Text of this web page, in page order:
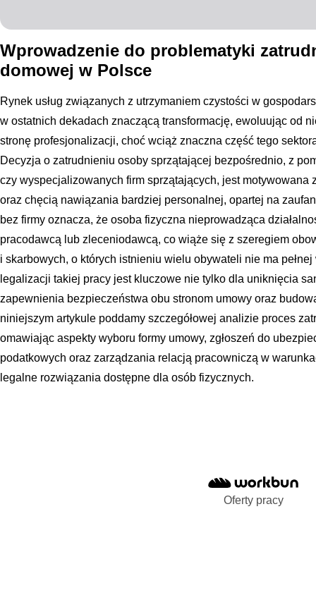
Wprowadzenie do problematyki
domowej w Polsce
Rynek usług związanych z utrzymaniem czystości w
w ostatnich dekadach znaczącą transformację, ewoluując od
stronę profesjonalizacji, choć wciąż znaczna część tego
Decyzja o zatrudnieniu osoby sprzątającej bezpośrednio, z
czy wyspecjalizowanych firm sprzątających, jest motywowana
oraz chęcią nawiązania bardziej personalnej, opartej na
bez firmy oznacza, że osoba fizyczna nieprowadząca
pracodawcą lub zleceniodawcą, co wiąże się z szeregiem
i skarbowych, o których istnieniu wielu obywateli nie ma
legalizacji takiej pracy jest kluczowe nie tylko dla uniknięcia
zapewnienia bezpieczeństwa obu stronom umowy oraz
niniejszym artykule poddamy szczegółowej analizie proces
omawiając aspekty wyboru formy umowy, zgłoszeń do
podatkowych oraz zarządzania relacją pracowniczą w
legalne rozwiązania dostępne dla osób fizycznych.
Oferty pracy